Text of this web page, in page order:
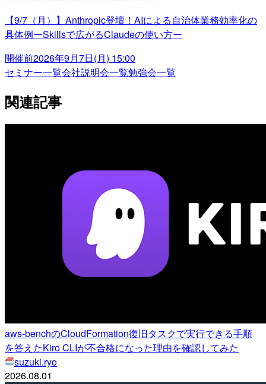
【9/7（月）】Anthropic登壇！AIによる自治体業務効率化の
具体例ーSkillsで広がるClaudeの使い方ー
開催前2026年9月7日(月) 15:00
セミナー一覧会社説明会一覧勉強会一覧
関連記事
aws-benchのCloudFormation復旧タスクで実行できる手順
を答えたKiro CLIが不合格になった理由を確認してみた
suzuki.ryo
2026.08.01